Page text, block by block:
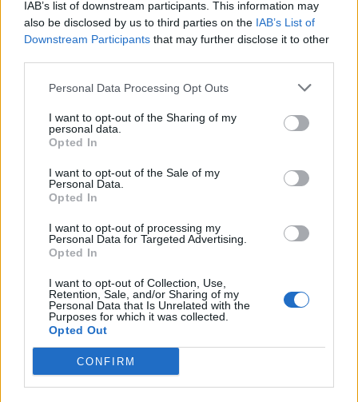
IAB’s list of downstream participants. This information may
also be disclosed by us to third parties on the IAB’s List of
Downstream Participants that may further disclose it to other
Personal Data Processing Opt Outs
I want to opt-out of the Sharing of my
personal data.
Opted In
I want to opt-out of the Sale of my
Personal Data.
Opted In
I want to opt-out of processing my
Personal Data for Targeted Advertising.
Opted In
I want to opt-out of Collection, Use,
Retention, Sale, and/or Sharing of my
Personal Data that Is Unrelated with the
Purposes for which it was collected.
Opted Out
CONFIRM
Berufsausbildung als Koch, idealerweise zusätzliche
Leitung einer internationalen Crew
Fundierte Produktkenntnisse sowie umfassende
Lebensmittelunverträglichkeiten, USPH Kenntnisse
erforderlich
Verhandlungssichere Deutsch- und
Englischkenntnisse sowie sicher im Umgang mit
Erfahrung in Mentoring und Coaching sowie
Teamplayer mit diplomatischer
Kommunikationsfähigkeit
Ausgeprägte Gästeorientierung, souveränes Auftreten
sowie eine strukturierte und zielgerichtete